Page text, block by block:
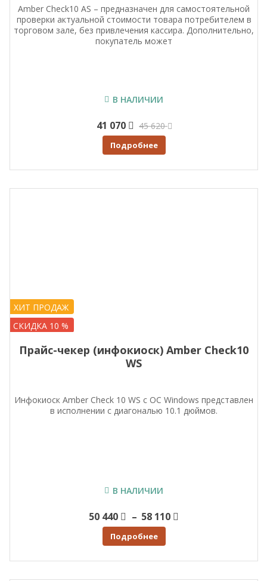
Amber Check10 AS – предназначен для самостоятельной
проверки актуальной стоимости товара потребителем в
торговом зале, без привлечения кассира. Дополнительно,
покупатель может
В НАЛИЧИИ
41 070 45 620
Подробнее
ХИТ ПРОДАЖ
СКИДКА 10 %
Прайс-чекер (инфокиоск) Amber Check10
WS
Инфокиоск Аmber Check 10 WS с ОС Windows представлен
в исполнении с диагональю 10.1 дюймов.
В НАЛИЧИИ
50 440 – 58 110
through
Подробнее